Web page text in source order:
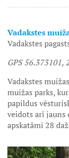
Vadakstes
Vadakstes
GPS 56.373101,
Vadakstes
muižas parks,
papildus
veidots arī jauns
apskatāmi 28